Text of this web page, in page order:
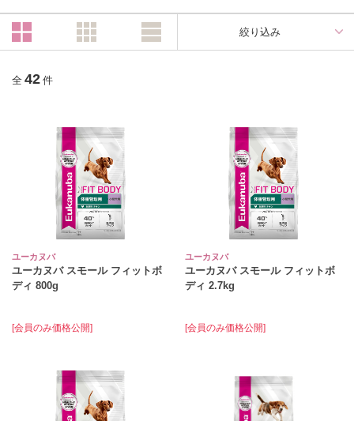
絞り込み
全 42 件
ユーカヌバ
ユーカヌバ スモール フィットボ
ディ 800g
[会員のみ価格公開]
ユーカヌバ
ユーカヌバ スモール フィットボ
ディ 2.7kg
[会員のみ価格公開]